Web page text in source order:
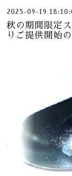
2025-09-19
秋の期間限定
りご提供開始